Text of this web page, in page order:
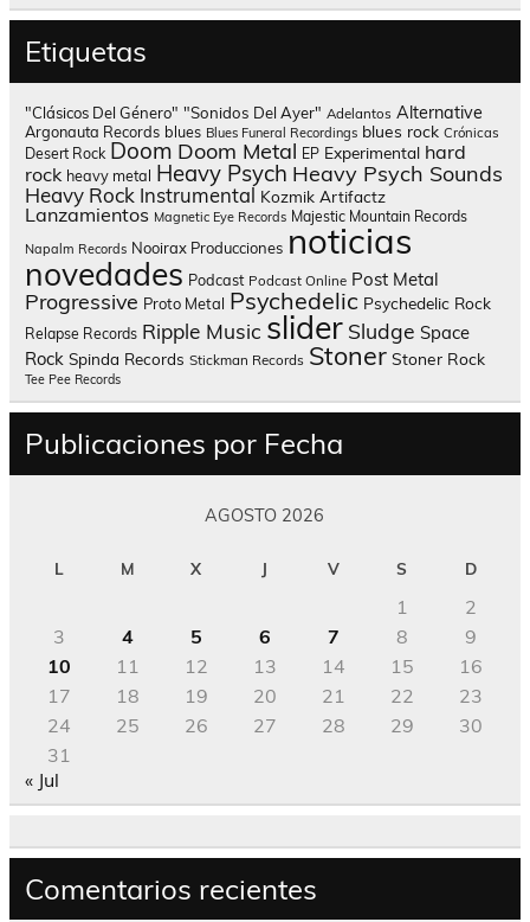
Etiquetas
"Clásicos Del Género" "Sonidos Del Ayer" Adelantos Alternative
Argonauta Records blues Blues Funeral Recordings blues rock Crónicas
Desert Rock Doom Doom Metal EP Experimental hard
rock heavy metal Heavy Psych Heavy Psych Sounds
Heavy Rock Instrumental Kozmik Artifactz
Lanzamientos Magnetic Eye Records Majestic Mountain Records
Napalm Records Nooirax Producciones noticias
novedades Podcast Podcast Online Post Metal
Progressive Proto Metal Psychedelic Psychedelic Rock
Relapse Records Ripple Music slider Sludge Space
Rock Spinda Records Stickman Records Stoner Stoner Rock
Tee Pee Records
Publicaciones por Fecha
AGOSTO 2026
L M X J V S D
1
2
3
4 5 6 7 8
9
10
11 12 13 14 15
16
17
18 19 20 21 22
23
24
25 26 27 28 29
30
31
« Jul
Comentarios recientes